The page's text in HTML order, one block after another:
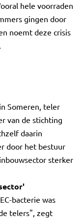
hele voorraden
gingen door
noemt deze crisis
Someren, teler
van de stichting
daarin
door het bestuur
sterker
bacterie was
telers", zegt